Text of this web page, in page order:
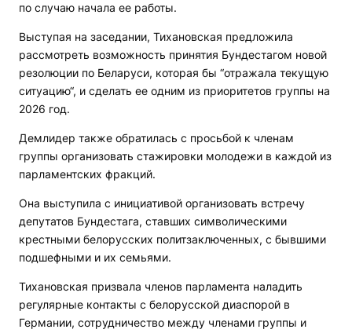
по случаю начала ее работы.
Выступая на заседании, Тихановская предложила
рассмотреть возможность принятия Бундестагом новой
резолюции по Беларуси, которая бы “отражала текущую
ситуацию“, и сделать ее одним из приоритетов группы на
2026 год.
Демлидер также обратилась с просьбой к членам
группы организовать стажировки молодежи в каждой из
парламентских фракций.
Она выступила с инициативой организовать встречу
депутатов Бундестага, ставших символическими
крестными белорусских политзаключенных, с бывшими
подшефными и их семьями.
Тихановская призвала членов парламента наладить
регулярные контакты с белорусской диаспорой в
Германии, сотрудничество между членами группы и